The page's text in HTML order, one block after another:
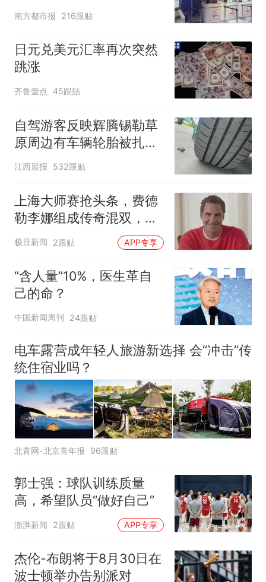
南方都市报 216跟贴
日元兑美元汇率再次突然
跳涨
齐鲁壹点 45跟贴
自驾游客反映辉腾锡勒草
原周边有车辆轮胎被扎，
修理店铺换胎价格高达千
江西晨报 532跟贴
上海大师赛抢头条，费德
勒李娜组成传奇混双，将
对决“前世界第一”兄妹
极目新闻 2跟贴 APP专享
“含人量”10%，医生革自
己的命？
中国新闻周刊 24跟贴
电车露营成年轻人旅游新选择 会“冲击”传
统住宿业吗？
北青网-北京青年报 96跟贴
郭士强：球队训练质量
高，希望队员“做好自己”
澎湃新闻 2跟贴 APP专享
杰伦-布朗将于8月30日在
波士顿举办告别派对